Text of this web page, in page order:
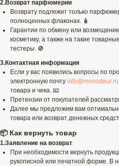
2.Возврат парфюмерии
Возврату подлежит только
полноценных флаконах. 🧴
Гарантии по обмену или
косметику, а также на такие
тестеры. 🚫
3.Контактная информация
Если у вас появились вопросы по
электронную почту info@monodeur.ru
товара и чека. 📧
Претензии от покупателей
Далее мы предложим вам
товара или возврат денежных
📦 Как вернуть товар
1.Заявление на возврат
При необходимости вернуть
рукописной или печатной форме. В